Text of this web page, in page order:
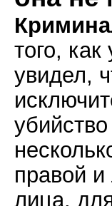
того,
увидел,
правой и
лица,